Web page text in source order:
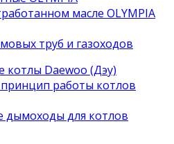
масле OLYMPIA
труб и газоходов
котлы Daewoo (Дэу)
работы котлов
дымоходы для котлов